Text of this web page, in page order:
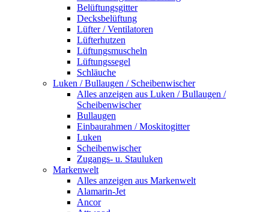
Belüftungsgitter
Decksbelüftung
Lüfter / Ventilatoren
Lüfterhutzen
Lüftungsmuscheln
Lüftungssegel
Schläuche
Luken / Bullaugen / Scheibenwischer
Alles anzeigen aus Luken / Bullaugen /
Scheibenwischer
Bullaugen
Einbaurahmen / Moskitogitter
Luken
Scheibenwischer
Zugangs- u. Stauluken
Markenwelt
Alles anzeigen aus Markenwelt
Alamarin-Jet
Ancor